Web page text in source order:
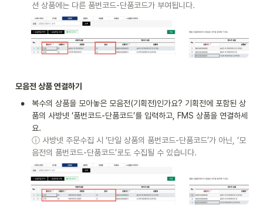
션 상품에는 다른 품번코드-단품코드가 부여됩니다.
모음전 상품 연결하기
•
복수의 상품을 모아놓은 모음전(기획전)인가요? 기획전에 포함된 상
품의 사방넷 ‘품번코드-단품코드’를 입력하고, FMS 상품을 연결하세
ⓘ 사방넷 주문수집 시 ‘단일 상품의 품번코드-단품코드’가 아닌, ‘모
음전의 품번코드-단품코드’로도 수집될 수 있습니다.